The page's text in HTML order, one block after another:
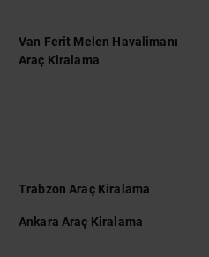
Van Ferit Melen Havalimanı
Araç Kiralama
Trabzon Araç Kiralama
Ankara Araç Kiralama